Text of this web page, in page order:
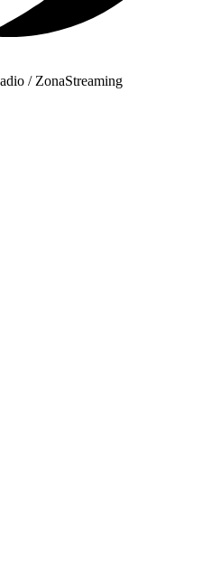
/ ZonaStreaming